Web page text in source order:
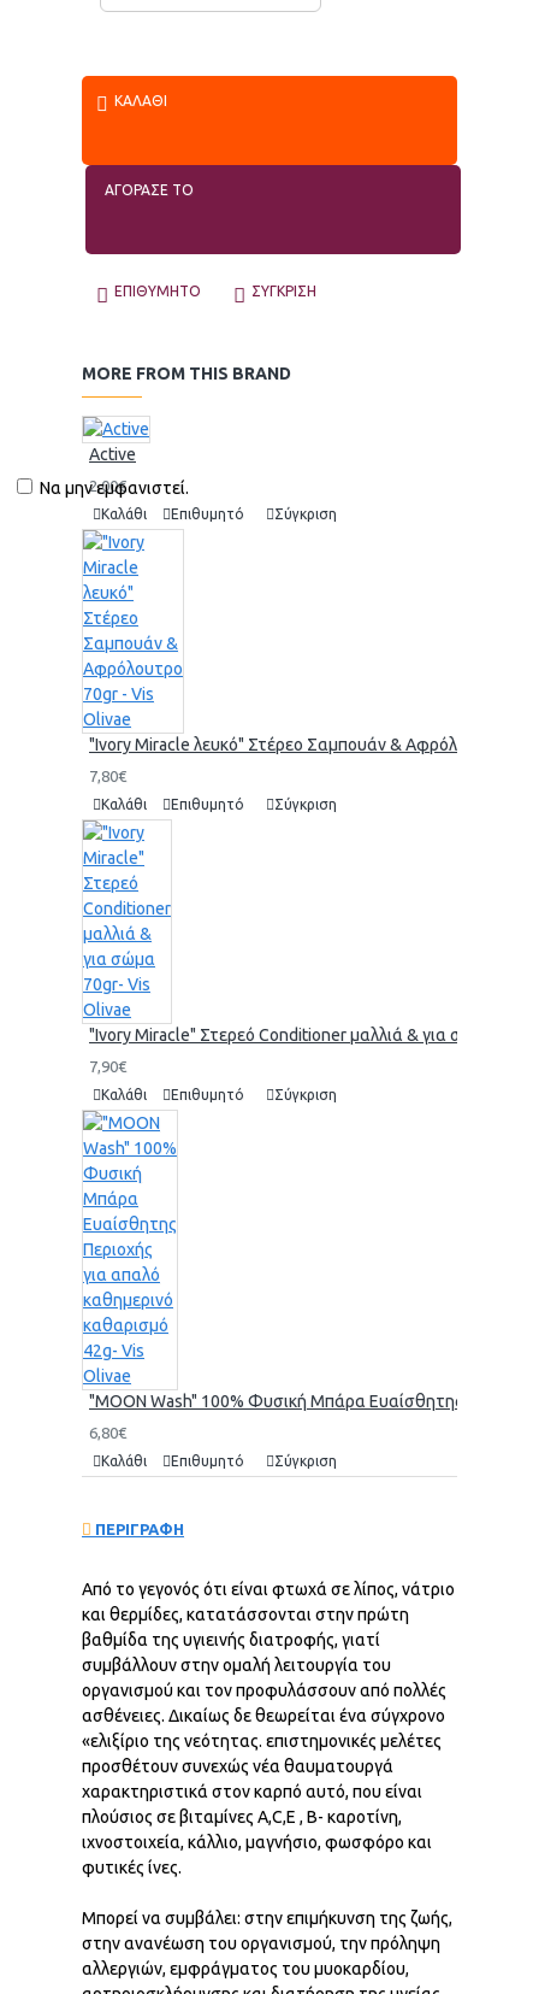
Να μην εμφανιστεί.
ΚΑΛΆΘΙ
ΑΓΟΡΑΣΕ ΤΟ
ΕΠΙΘΥΜΗΤΌ ΣΎΓΚΡΙΣΗ
MORE FROM THIS BRAND
Active
2,00€
Καλάθι Επιθυμητό Σύγκριση
"Ivory Miracle λευκό" Στέρεο Σαμπουάν & Αφρόλουτρο
7,80€
Καλάθι Επιθυμητό Σύγκριση
"Ivory Miracle" Στερεό Conditioner μαλλιά & για σώμα
7,90€
Καλάθι Επιθυμητό Σύγκριση
"MOON Wash" 100% Φυσική Μπάρα Ευαίσθητης
6,80€
Καλάθι Επιθυμητό Σύγκριση
ΠΕΡΙΓΡΑΦΗ
Από το γεγονός ότι είναι φτωχά σε λίπος, νάτριο
και θερμίδες, κατατάσσονται στην πρώτη
βαθμίδα της υγιεινής διατροφής, γιατί
συμβάλλουν στην ομαλή λειτουργία του
οργανισμού και τον προφυλάσσουν από πολλές
ασθένειες. Δικαίως δε θεωρείται ένα σύγχρονο
«ελιξίριο της νεότητας. επιστημονικές μελέτες
προσθέτουν συνεχώς νέα θαυματουργά
χαρακτηριστικά στον καρπό αυτό, που είναι
πλούσιος σε βιταμίνες Α,C,E , Β- καροτίνη,
ιχνοστοιχεία, κάλλιο, μαγνήσιο, φωσφόρο και
φυτικές ίνες.
Μπορεί να συμβάλει: στην επιμήκυνση της ζωής,
στην ανανέωση του οργανισμού, την πρόληψη
αλλεργιών, εμφράγματος του μυοκαρδίου,